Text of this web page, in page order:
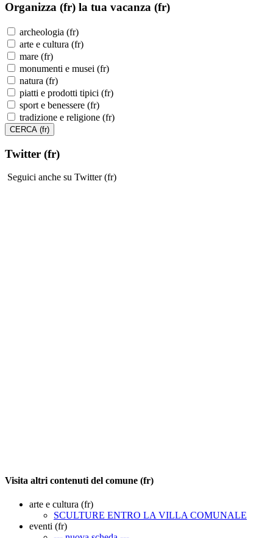
Organizza (fr) la tua vacanza (fr)
archeologia (fr)
arte e cultura (fr)
mare (fr)
monumenti e musei (fr)
natura (fr)
piatti e prodotti tipici (fr)
sport e benessere (fr)
tradizione e religione (fr)
Twitter (fr)
Seguici anche su Twitter (fr)
Visita altri contenuti del comune (fr)
arte e cultura (fr)
SCULTURE ENTRO LA VILLA COMUNALE
eventi (fr)